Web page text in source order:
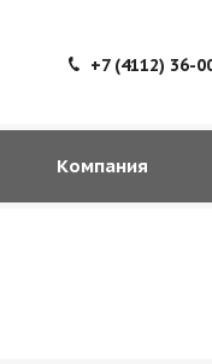
+7 (4112) 36-
Компания